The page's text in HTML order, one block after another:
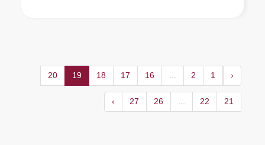
‹
1
2
...
16
17
18
19
20
21
22
...
26
27
›